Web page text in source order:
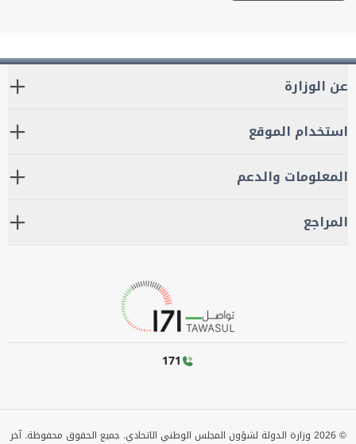
عن الوزارة
استخدام الموقع
المعلومات والدعم
المراجع
171
©
2026 وزارة الدولة لشؤون المجلس الوطني الاتحادي. جميع الحقوق محفوظة.آخر